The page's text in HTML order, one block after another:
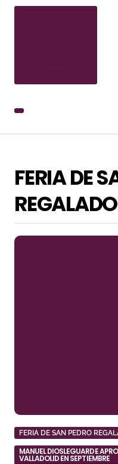
SALTAR
FERIA DE
FERIA DE SAN PEDRO
MANUEL DIOSLEGUARDE
VALLADOLID EN SEPTIEMBRE